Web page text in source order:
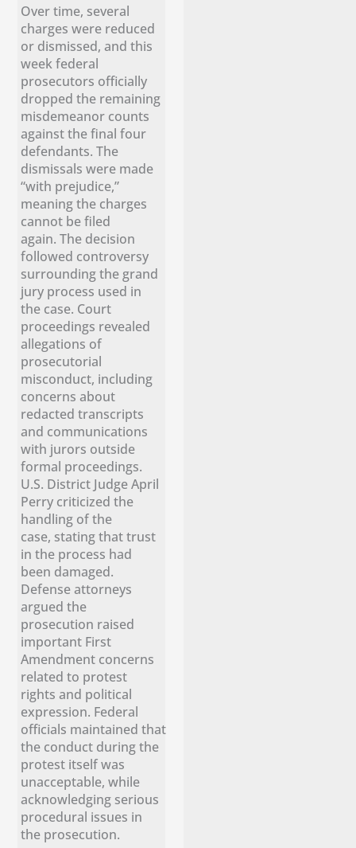
Over time, several
charges were reduced
or dismissed, and this
week federal
prosecutors officially
dropped the remaining
misdemeanor counts
against the final four
defendants. The
dismissals were made
“with prejudice,”
meaning the charges
cannot be filed
again. The decision
followed controversy
surrounding the grand
jury process used in
the case. Court
proceedings revealed
allegations of
prosecutorial
misconduct, including
concerns about
redacted transcripts
and communications
with jurors outside
formal proceedings.
U.S. District Judge April
Perry criticized the
handling of the
case, stating that trust
in the process had
been damaged.
Defense attorneys
argued the
prosecution raised
important First
Amendment concerns
related to protest
rights and political
expression. Federal
officials maintained that
the conduct during the
protest itself was
unacceptable, while
acknowledging serious
procedural issues in
the prosecution.